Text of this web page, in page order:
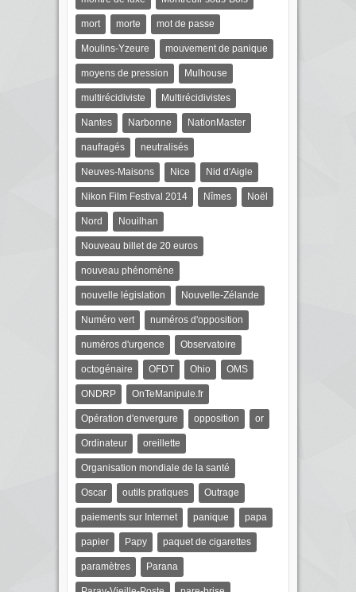
mort morte mot de passe
Moulins-Yzeure mouvement de panique
moyens de pression Mulhouse
multirécidiviste Multirécidivistes
Nantes Narbonne NationMaster
naufragés neutralisés
Neuves-Maisons Nice Nid d'Aigle
Nikon Film Festival 2014 Nîmes Noël
Nord Nouilhan
Nouveau billet de 20 euros
nouveau phénomène
nouvelle législation Nouvelle-Zélande
Numéro vert numéros d'opposition
numéros d'urgence Observatoire
octogénaire OFDT Ohio OMS
ONDRP OnTeManipule.fr
Opération d'envergure opposition or
Ordinateur oreillette
Organisation mondiale de la santé
Oscar outils pratiques Outrage
paiements sur Internet panique papa
papier Papy paquet de cigarettes
paramètres Parana